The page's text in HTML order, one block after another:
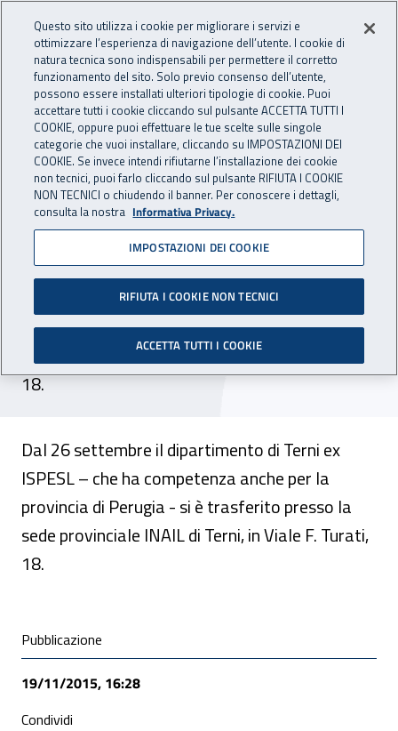
INAIL - Istituto Nazionale
Apri cerca
Navigazione principale
Navigazione - Ti trovi in:
Home Inail comunica Avvisi
Trasferimento sedi INAIL
Terni
Dal 26 settembre il dipartimento di Terni ex
ISPESL – che ha competenza anche per la
provincia di Perugia - si è trasferito presso la
sede provinciale INAIL di Terni, in Viale F. Turati,
18.
Dal 26 settembre il dipartimento di Terni ex
ISPESL – che ha competenza anche per la
provincia di Perugia - si è trasferito presso la
sede provinciale INAIL di Terni, in Viale F. Turati,
18.
Condivisione social
Pubblicazione
19/11/2015, 16:28
Condividi
Questo sito utilizza i cookie per migliorare i servizi e
ottimizzare l’esperienza di navigazione dell’utente. I cookie di
natura tecnica sono indispensabili per permettere il corretto
funzionamento del sito. Solo previo consenso dell’utente,
possono essere installati ulteriori tipologie di cookie. Puoi
accettare tutti i cookie cliccando sul pulsante ACCETTA TUTTI I
COOKIE, oppure puoi effettuare le tue scelte sulle singole
categorie che vuoi installare, cliccando su IMPOSTAZIONI DEI
COOKIE. Se invece intendi rifiutarne l’installazione dei cookie
non tecnici, puoi farlo cliccando sul pulsante RIFIUTA I COOKIE
NON TECNICI o chiudendo il banner. Per conoscere i dettagli,
consulta la nostra Informativa Privacy.
IMPOSTAZIONI DEI COOKIE
RIFIUTA I COOKIE NON TECNICI
ACCETTA TUTTI I COOKIE